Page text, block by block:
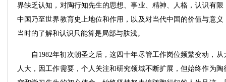
界缺乏认知，对陶行知先生的思想、事业、精神、人格，认识有
中国乃至世界教育史上地位和作用，以及对当代中国的价值与意
当时的了解和认识只能算是局部与肤浅。
自1982年初次朝圣之后，这四十年尽管工作岗位频繁变动，从
人大，因工作需要，个人关注和研究领域不断扩展，但始终作为